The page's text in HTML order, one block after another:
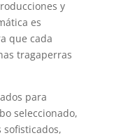
y
es
que cada
tragaperras
para
seleccionado,